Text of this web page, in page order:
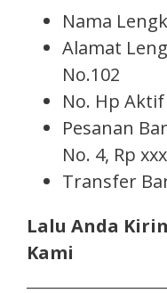
Nama
Alamat
No.102
No. Hp Aktif
Pesanan
No. 4, Rp
Transfer
Lalu Anda
Kami